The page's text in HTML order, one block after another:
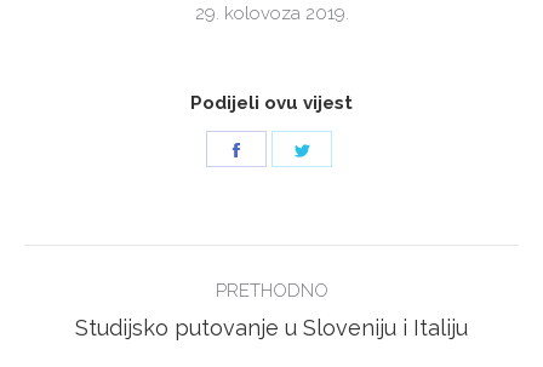
29. kolovoza 2019.
Podijeli ovu vijest
NAVIGATION
PRETHODNO
Previous
Studijsko putovanje u Sloveniju i Italiju